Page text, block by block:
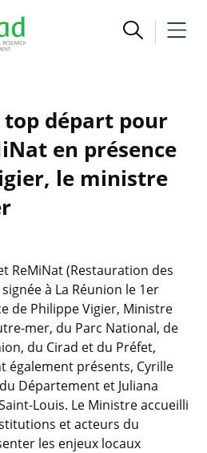
départ pour
en présence
le ministre
ReMiNat (Restauration des
à La Réunion le 1er
de Philippe Vigier, Ministre
mer, du Parc National, de
du Cirad et du Préfet,
également présents, Cyrille
Département et Juliana
Louis. Le Ministre accueilli
et acteurs du
les enjeux locaux